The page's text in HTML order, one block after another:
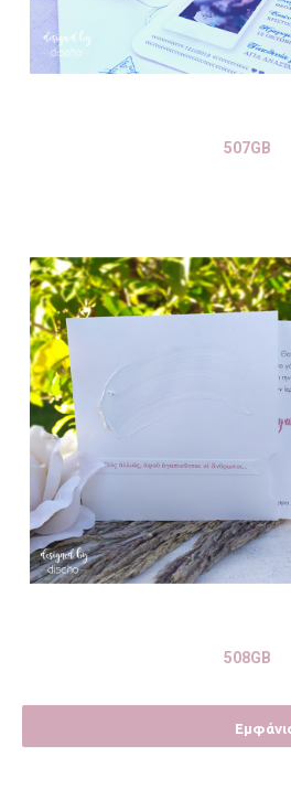
507GB
508GB